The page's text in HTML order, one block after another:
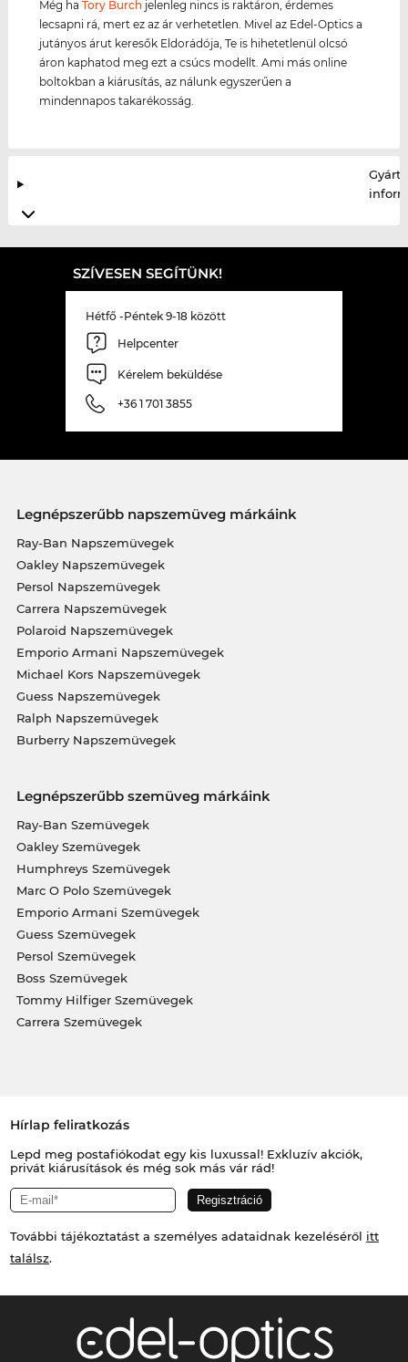
Még haTory Burch jelenleg nincs is raktáron, érdemes
lecsapni rá, mert ez az ár verhetetlen. Mivel az Edel-Optics a
jutányos árut keresők Eldorádója, Te is hihetetlenül olcsó
áron kaphatod meg ezt a csúcs modellt. Ami más online
boltokban a kiárusítás, az nálunk egyszerűen a
mindennapos takarékosság.
SZÍVESEN SEGÍTÜNK!
Hétfő -Péntek 9-18 között
Helpcenter
Kérelem beküldése
+36 1 701 3855
Legnépszerűbb napszemüveg márkáink
Ray-Ban Napszemüvegek
Oakley Napszemüvegek
Persol Napszemüvegek
Carrera Napszemüvegek
Polaroid Napszemüvegek
Emporio Armani Napszemüvegek
Michael Kors Napszemüvegek
Guess Napszemüvegek
Ralph Napszemüvegek
Burberry Napszemüvegek
Legnépszerűbb szemüveg márkáink
Ray-Ban Szemüvegek
Oakley Szemüvegek
Humphreys Szemüvegek
Marc O Polo Szemüvegek
Emporio Armani Szemüvegek
Guess Szemüvegek
Persol Szemüvegek
Boss Szemüvegek
Tommy Hilfiger Szemüvegek
Carrera Szemüvegek
Hírlap feliratkozás
Lepd meg postafiókodat egy kis luxussal! Exkluzív akciók,
privát kiárusítások és még sok más vár rád!
További tájékoztatást a személyes adataidnak kezeléséről itt
találsz.